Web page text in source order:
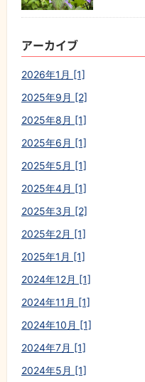
アーカイブ
2026年1月 [1]
2025年9月 [2]
2025年8月 [1]
2025年6月 [1]
2025年5月 [1]
2025年4月 [1]
2025年3月 [2]
2025年2月 [1]
2025年1月 [1]
2024年12月 [1]
2024年11月 [1]
2024年10月 [1]
2024年7月 [1]
2024年5月 [1]